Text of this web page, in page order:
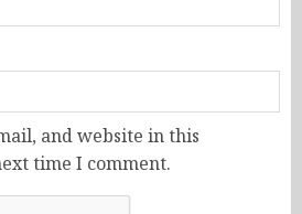
and website in this
time I comment.